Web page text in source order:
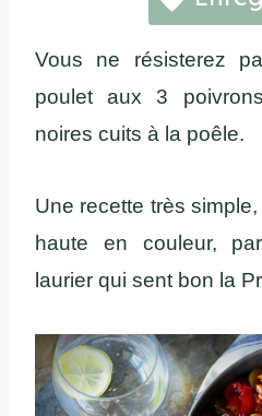
Vous ne résisterez
poulet aux 3
noires cuits à la poêle.
Une recette très
haute en couleur,
laurier qui sent bon la